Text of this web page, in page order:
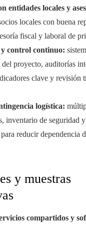
entidades locales y
locales con buena
fiscal y laboral de
control continuo:
del proyecto, auditorías
clave y revisión
logística:
inventario de seguridad
reducir dependencia
y muestras
compartidos y